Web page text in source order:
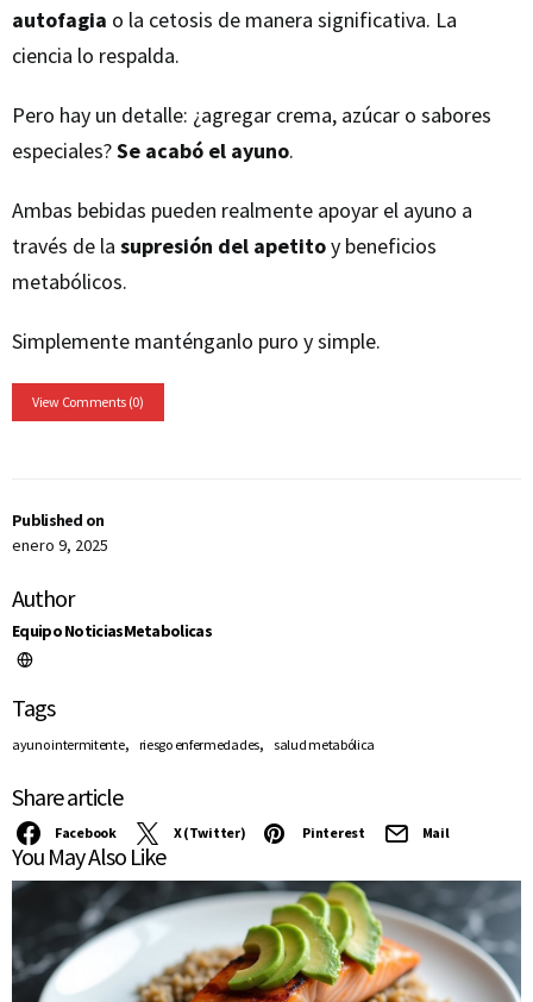
Published on
enero 9, 2025
Author
Equipo NoticiasMetabolicas
Tags
ayuno intermitente, riesgo enfermedades, salud metabólica
Share article
Facebook X (Twitter) Pinterest Mail
autofagia o la cetosis de manera significativa. La
ciencia lo respalda.
Pero hay un detalle: ¿agregar crema, azúcar o sabores
especiales?Se acabó el ayuno.
Ambas bebidas pueden realmente apoyar el ayuno a
través de la supresión del apetitoy beneficios
metabólicos.
Simplemente manténganlo puro y simple.
View Comments (0)
You May Also Like